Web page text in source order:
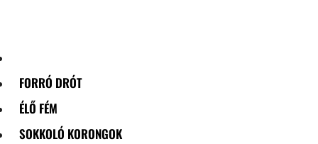
FORRÓ DRÓT
ÉLŐ FÉM
SOKKOLÓ KORONGOK